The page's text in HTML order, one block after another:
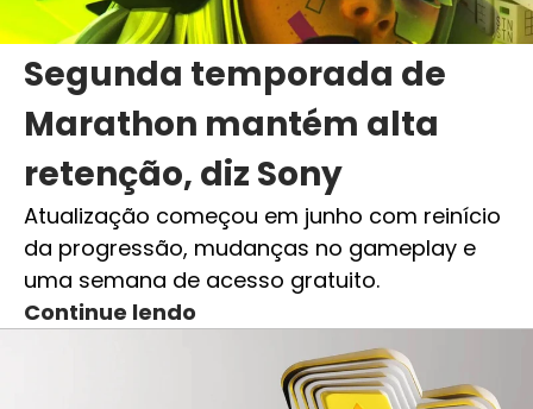
Segunda temporada de
Marathon mantém alta
retenção, diz Sony
Atualização começou em junho com reinício
da progressão, mudanças no gameplay e
uma semana de acesso gratuito.
Continue lendo